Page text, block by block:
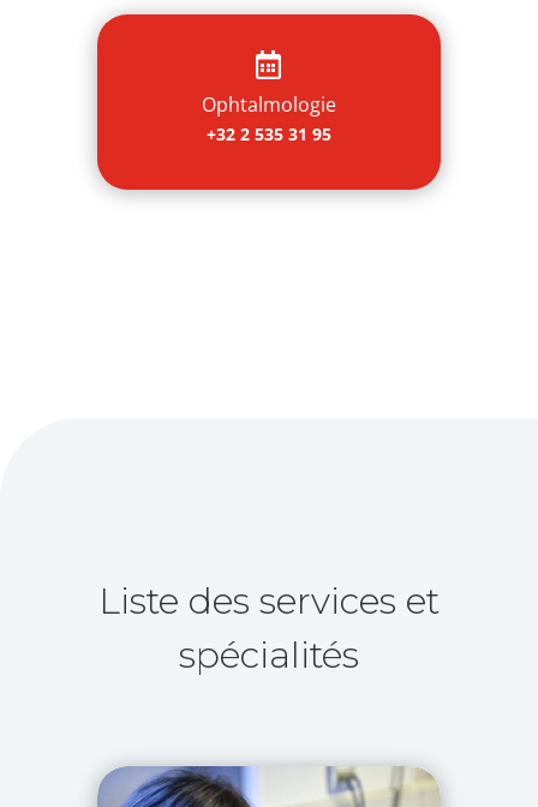

Ophtalmologie
+32 2 535 31 95
Liste des services et
spécialités